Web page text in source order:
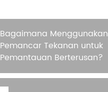
Bagaimana Menggunakan
Pemancar Tekanan untuk
Pemantauan Berterusan?